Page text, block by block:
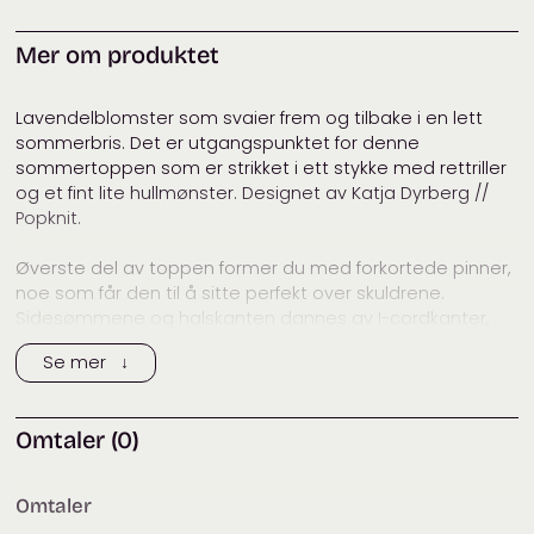
Mer om produktet
Lavendelblomster som svaier frem og tilbake i en lett
sommerbris. Det er utgangspunktet for denne
sommertoppen som er strikket i ett stykke med rettriller
og et fint lite hullmønster. Designet av Katja Dyrberg //
Popknit.
Øverste del av toppen former du med forkortede pinner,
noe som får den til å sitte perfekt over skuldrene.
Sidesømmene og halskanten dannes av I-cordkanter,
som en flott avrunding av designet.
XS (S) M (L) XL (2XL) 3XL
78-85 (86-93) 94-100 (101-109) 110-118 (119-128) 129-138 cm
Se mer ↓
Omtaler (0)
Omtaler